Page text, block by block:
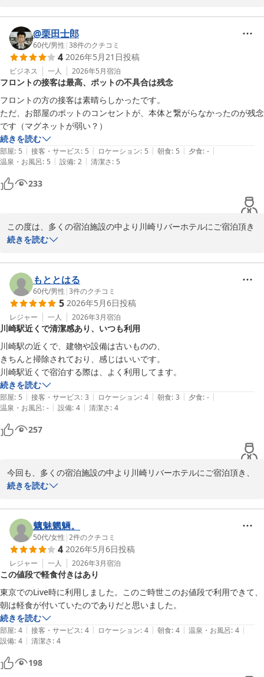
お客様のご投稿を拝見し、コスパが良いとの有難いお言葉を頂き、
嬉しく思っております。
朝食サービスは、概ねお客様にご満足頂けている様で、励みとなっ
ております。
まだまだ至らない点が多いかと思いますが、お客様が快適にお過ご
し頂ける様にスタッフ一同サービスの向上に努めて参ります。
お近くまでお越しの際は、また足をお運び下さい。
お客様のご来館を、スタッフ一同お待ちしております。
川崎リバーホテル
@栗田士郎
60代/男性 |38件のクチコミ
4 2026年5月21日投稿
ビジネス 一人 2026年5月宿泊
フロントの接客は最高、ポットの不具合は残念
フロントの方の接客は素晴らしかったです。
ただ、お部屋のポットのコンセントが、本体と繋がらなかったのが残念
です（マグネットが弱い？）
続きを読む
部屋: 5 | 接客・サービス: 5 | ロケーション: 5 | 朝食: 5 | 夕食: - |
温泉・お風呂: 5 | 設備: 2 | 清潔さ: 5
233
この度は、多くの宿泊施設の中より川崎リバーホテルにご宿泊頂き
誠にありがとうございました。
今回、ポットのコンセントが不具合だった事、誠に申し訳ございま
せんでした。
今後、備品のチェックを強化していく所存でございます。
お客様のご投稿を拝見し、当フロントスタッフの対応に関して有難
いお言葉を頂き、嬉しく思っております。
お客様の口コミへの貴重なご意見やご感想は、今後も参考にさせて
頂きます。
まだまだ至らない点は多くありますが、これからもお客様が快適に
過ごせるホテルを目指して、サービスの向上に努めて参ります。
お近くにお越しの際は、また是非に足をお運び下さい。
お客様のお越しを、心よりお待ちしております。
2026-05-23
続きを読む
もととはる
60代/男性 |3件のクチコミ
5 2026年5月6日投稿
レジャー 一人 2026年3月宿泊
川崎駅近くで清潔感あり、いつも利用
川崎駅の近くで、建物や設備は古いものの、
きちんと掃除されており、感じはいいです。
川崎駅近くで宿泊する際は、よく利用してます。
続きを読む
部屋: 5 | 接客・サービス: 3 | ロケーション: 4 | 朝食: 3 | 夕食: - |
温泉・お風呂: - | 設備: 4 | 清潔さ: 4
257
今回も、多くの宿泊施設の中より川崎リバーホテルにご宿泊頂き、
誠にありがとうございます。
お客様のご投稿にあります様に、当ホテルは建物が最新とは言えず
年季が入っておりますが、お客様が快適にご滞在頂けた様で大変嬉
しく思っております。
当ホテルに、何度もご滞在頂き有難い事でございます。
まだまだ至らない所があると思いますが、今後も、足を運んで頂け
る様にスタッフ一同さらにサービスの向上に努めて参ります。
是非またお越し下さい。
お客様の又のお越しを、スタッフ一同心よりお待ちしております。
川崎リバーホテル
続きを読む
魑魅魍魎。
50代/女性 |2件のクチコミ
4 2026年5月6日投稿
レジャー 一人 2026年3月宿泊
この値段で軽食付きはあり
東京でのLive時に利用しました。このご時世このお値段で利用できて、
朝は軽食が付いていたのでありだと思いました。
続きを読む
部屋: 4 | 接客・サービス: 4 | ロケーション: 4 | 朝食: 4 | 温泉・お風呂: 4 |
設備: 4 | 清潔さ: 4
198